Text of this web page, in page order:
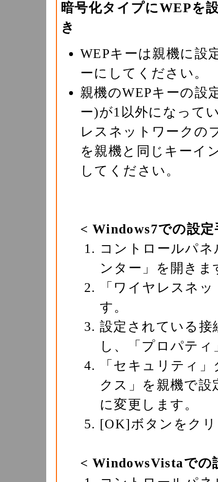
暗号化タイプにWEPを
き
WEPキーは親機に設
ーにしてください。
親機のWEPキーの設
ー)が1以外になって
レスネットワークの
を親機と同じキーイ
してください。
< Windows7での設定
コントロールパ
ンター」を開きま
「ワイヤレスネ
す。
設定されている
し、「プロパテ
「セキュリティ
クス」を親機で
に変更します。
[OK]ボタンをク
< WindowsVistaでの